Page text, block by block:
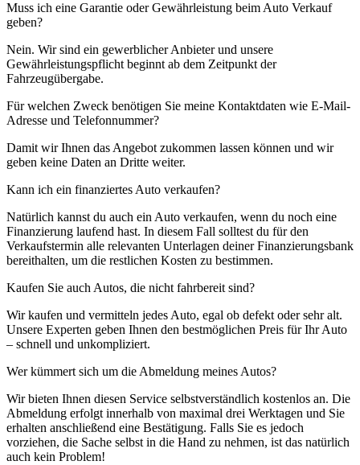
Muss ich eine Garantie oder Gewährleistung beim Auto Verkauf
geben?
Nein. Wir sind ein gewerblicher Anbieter und unsere
Gewährleistungspflicht beginnt ab dem Zeitpunkt der
Fahrzeugübergabe.
Für welchen Zweck benötigen Sie meine Kontaktdaten wie E-Mail-
Adresse und Telefonnummer?
Damit wir Ihnen das Angebot zukommen lassen können und wir
geben keine Daten an Dritte weiter.
Kann ich ein finanziertes Auto verkaufen?
Natürlich kannst du auch ein Auto verkaufen, wenn du noch eine
Finanzierung laufend hast. In diesem Fall solltest du für den
Verkaufstermin alle relevanten Unterlagen deiner Finanzierungsbank
bereithalten, um die restlichen Kosten zu bestimmen.
Kaufen Sie auch Autos, die nicht fahrbereit sind?
Wir kaufen und vermitteln jedes Auto, egal ob defekt oder sehr alt.
Unsere Experten geben Ihnen den bestmöglichen Preis für Ihr Auto
– schnell und unkompliziert.
Wer kümmert sich um die Abmeldung meines Autos?
Wir bieten Ihnen diesen Service selbstverständlich kostenlos an. Die
Abmeldung erfolgt innerhalb von maximal drei Werktagen und Sie
erhalten anschließend eine Bestätigung. Falls Sie es jedoch
vorziehen, die Sache selbst in die Hand zu nehmen, ist das natürlich
auch kein Problem!